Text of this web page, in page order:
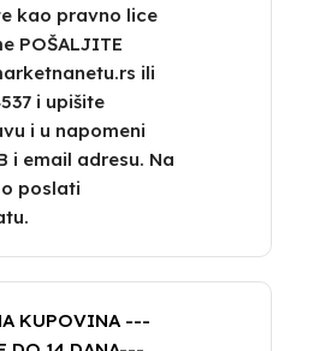
kao pravno lice
POŠALJITE
ili
i upišite
i u napomeni
i email adresu. Na
poslati
KUPOVINA ---